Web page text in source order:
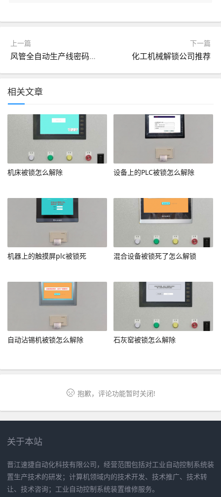
上一篇
风管全自动生产线密码忘记
下一篇
化工机械解锁公司推荐
相关文章
机床被锁怎么解除 设备上的PLC被锁怎么解除
机器上的触摸屏plc被锁死 混合设备被锁死了怎么解锁
自动沾锡机被锁怎么解除 石灰窑被锁怎么解除
抱歉，评论功能暂时关闭!
关于本站
晋江速捷自动化科技有限公司，经营范围包括对工业自动控制系统装
置生产技术的研发；计算机领域内的技术开发、技术推广、技术转
让、技术咨询；工业自动控制系统装置维修服务。